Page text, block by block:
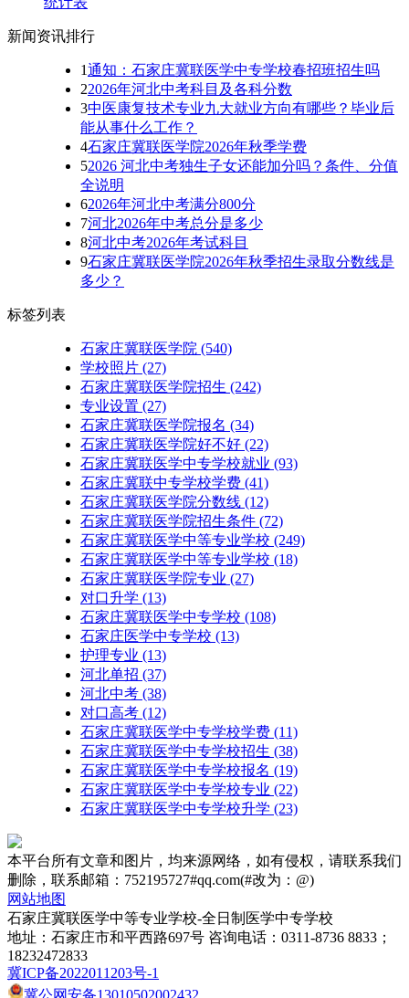
新闻资讯排行
1通知：石家庄冀联医学中专学校春招班招生吗
22026年河北中考科目及各科分数
3中医康复技术专业九大就业方向有哪些？毕业后
能从事什么工作？
4石家庄冀联医学院2026年秋季学费
52026 河北中考独生子女还能加分吗？条件、分值
全说明
62026年河北中考满分800分
7河北2026年中考总分是多少
8河北中考2026年考试科目
9石家庄冀联医学院2026年秋季招生录取分数线是
多少？
标签列表
石家庄冀联医学院 (540)
学校照片 (27)
石家庄冀联医学院招生 (242)
专业设置 (27)
石家庄冀联医学院报名 (34)
石家庄冀联医学院好不好 (22)
石家庄冀联医学中专学校就业 (93)
石家庄冀联中专学校学费 (41)
石家庄冀联医学院分数线 (12)
石家庄冀联医学院招生条件 (72)
石家庄冀联医学中等专业学校 (249)
石家庄冀联医学中等专业学校​ (18)
石家庄冀联医学院专业 (27)
对口升学 (13)
石家庄冀联医学中专学校 (108)
石家庄医学中专学校 (13)
护理专业 (13)
河北单招 (37)
河北中考 (38)
对口高考 (12)
石家庄冀联医学中专学校学费 (11)
石家庄冀联医学中专学校招生 (38)
石家庄冀联医学中专学校报名 (19)
石家庄冀联医学中专学校专业 (22)
石家庄冀联医学中专学校升学 (23)
本平台所有文章和图片，均来源网络，如有侵权，请联系我们
删除，联系邮箱：752195727#qq.com(#改为：@)
网站地图
石家庄冀联医学中等专业学校-全日制医学中专学校
地址：石家庄市和平西路697号 咨询电话：0311-8736 8833；
18232472833
冀ICP备2022011203号-1
冀公网安备13010502002432